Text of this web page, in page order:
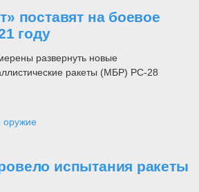
поставят на боевое
году
развернуть новые
ракеты (МБР) РС-28
оружие
испытания ракеты